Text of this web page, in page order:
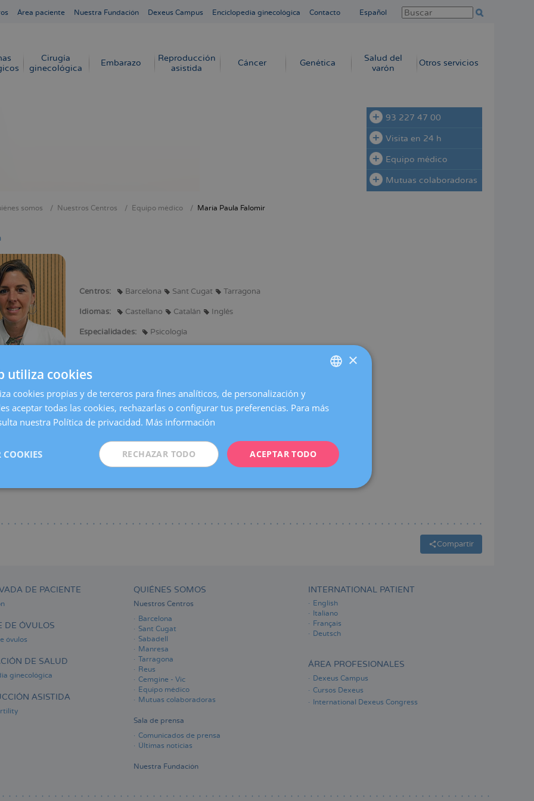
Área paciente Nuestra Fundación Dexeus Campus Enciclopedia ginecológica Contacto Español
Cirugía
ginecológica
Embarazo
Reproducción
asistida
Cáncer Genética
Salud del
varón
Otros servicios
93 227 47 00
Visita en 24 h
Equipo médico
Mutuas colaboradoras
somos Nuestros Centros Equipo médico María Paula Falomir
Centros: Barcelona Sant Cugat Tarragona
Idiomas: Castellano Catalán Inglés
Especialidades: Psicología
General Sanitario. Universidad Blanquerna. Ramón Llull.
Psicología. Universidad Blanquerna. Ramón Llull.
universitario en mindfulness en contextos de salud y Terapia EMDR nivel I.
Compartir
DE PACIENTE
DE ÓVULOS
óvulos
DE SALUD
ginecológica
ASISTIDA
QUIÉNES SOMOS
Nuestros Centros
Barcelona
Sant Cugat
Sabadell
Manresa
Tarragona
Reus
Cemgine - Vic
Equipo médico
Mutuas colaboradoras
Sala de prensa
Comunicados de prensa
Últimas noticias
Nuestra Fundación
INTERNATIONAL PATIENT
English
Italiano
Français
Deutsch
ÁREA PROFESIONALES
Dexeus Campus
Cursos Dexeus
International Dexeus Congress
CATALÀ
FRENCH
×
utiliza cookies
cookies propias y de terceros para fines analíticos, de personalización y
aceptar todas las cookies, rechazarlas o configurar tus preferencias. Para más
nuestra Política de privacidad. Más información
ACEPTAR TODO
RECHAZAR TODO
COOKIES